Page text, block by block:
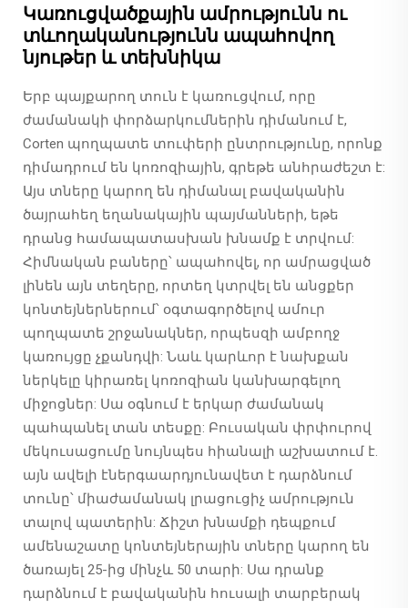
Կառուցվածքային ամրությունն ու
տևողականությունն ապահովող
նյութեր և տեխնիկա
Երբ պայքարող տուն է կառուցվում, որը
ժամանակի փորձարկումներին դիմանում է,
Corten պողպատե տուփերի ընտրությունը, որոնք
դիմադրում են կոռոզիային, գրեթե անհրաժեշտ է:
Այս տները կարող են դիմանալ բավականին
ծայրահեղ եղանակային պայմանների, եթե
դրանց համապատասխան խնամք է տրվում:
Հիմնական բաները՝ ապահովել, որ ամրացված
լինեն այն տեղերը, որտեղ կտրվել են անցքեր
կոնտեյներներում՝ օգտագործելով ամուր
պողպատե շրջանակներ, որպեսզի ամբողջ
կառույցը չքանդվի: Նաև կարևոր է նախքան
ներկելը կիրառել կոռոզիան կանխարգելող
միջոցներ: Սա օգնում է երկար ժամանակ
պահպանել տան տեսքը: Բուսական փրփուրով
մեկուսացումը նույնպես հիանալի աշխատում է.
այն ավելի էներգաարդյունավետ է դարձնում
տունը՝ միաժամանակ լրացուցիչ ամրություն
տալով պատերին: Ճիշտ խնամքի դեպքում
ամենաշատը կոնտեյներային տները կարող են
ծառայել 25-ից մինչև 50 տարի: Սա դրանք
դարձնում է բավականին հուսալի տարբերակ